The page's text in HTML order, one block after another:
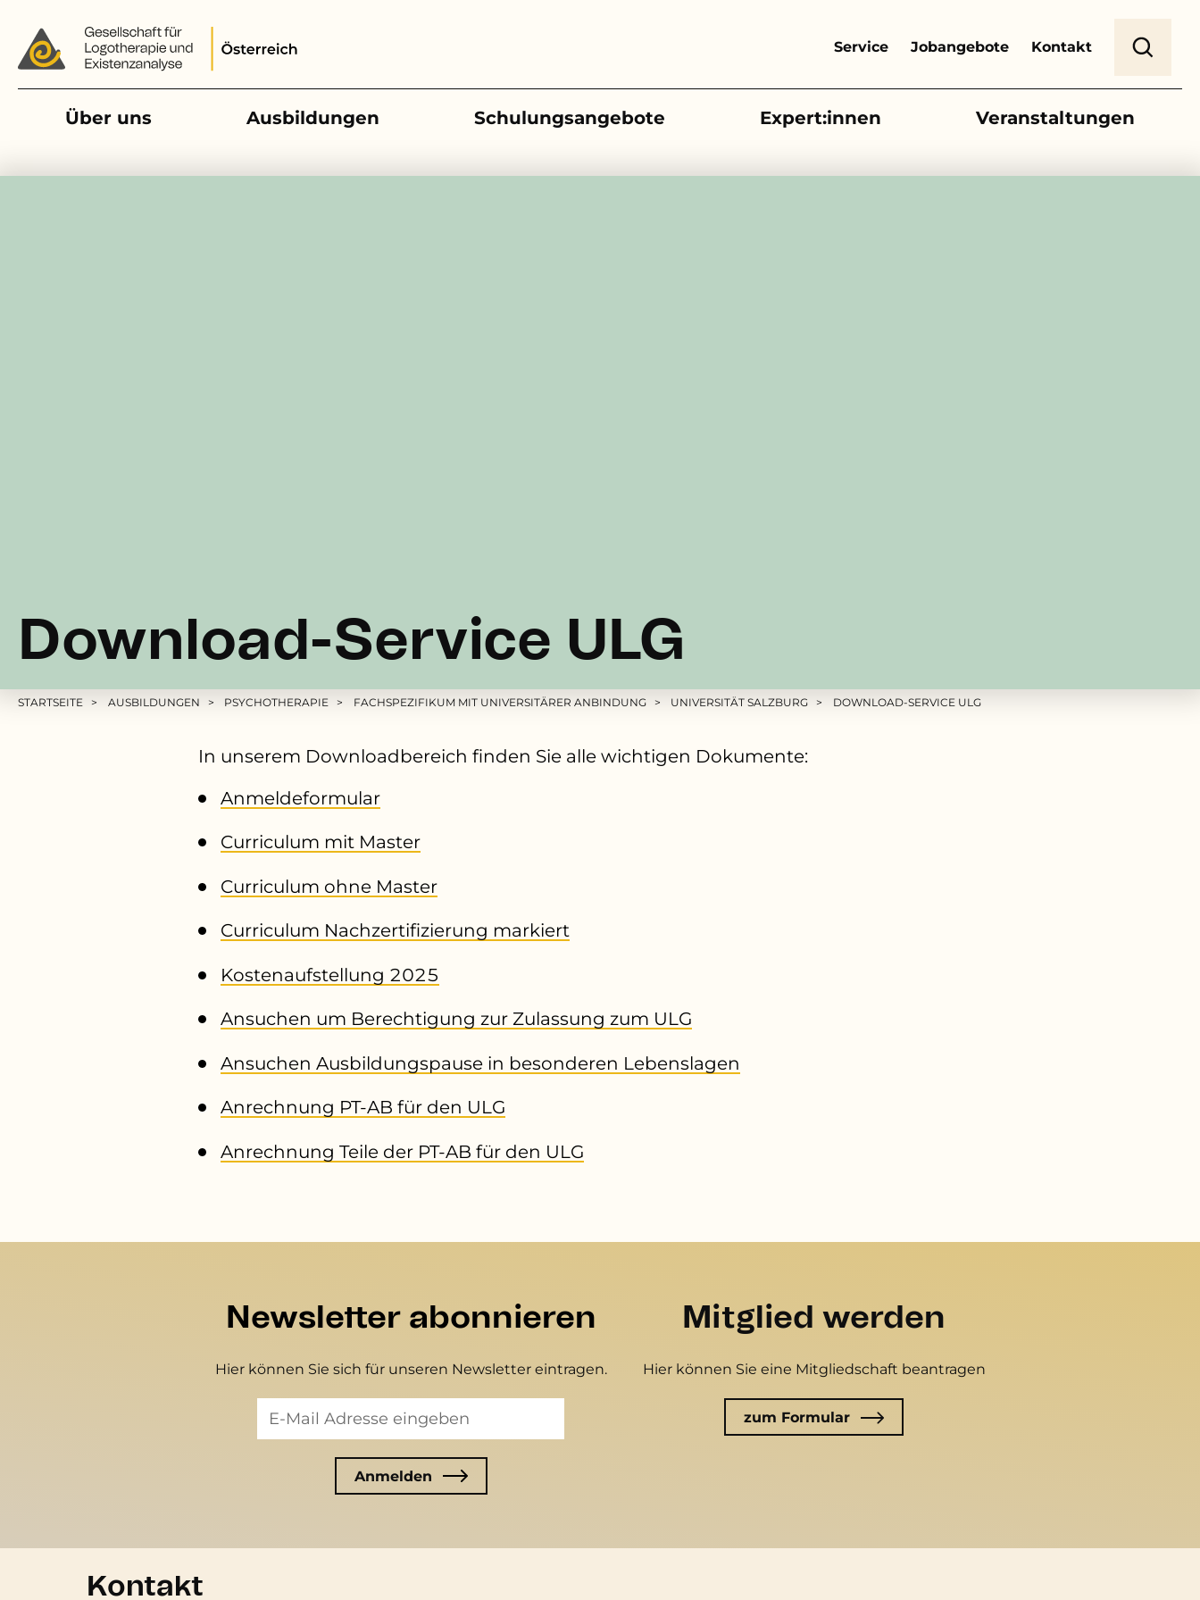
Service Jobangebote Kontakt
Über uns Ausbildungen Schulungsangebote Expert:innen Veranstaltungen
Download-Service ULG
STARTSEITE AUSBILDUNGEN PSYCHOTHERAPIE FACHSPEZIFIKUM MIT UNIVERSITÄRER ANBINDUNG UNIVERSITÄT SALZBURG DOWNLOAD-SERVICE ULG
In unserem Downloadbereich finden Sie alle wichtigen Dokumente:
Anmeldeformular
Curriculum mit Master
Curriculum ohne Master
Curriculum Nachzertifizierung markiert
Kostenaufstellung 2025
Ansuchen um Berechtigung zur Zulassung zum ULG
Ansuchen Ausbildungspause in besonderen Lebenslagen
Anrechnung PT-AB für den ULG
Anrechnung Teile der PT-AB für den ULG
Newsletter abonnieren
Hier können Sie sich für unseren Newsletter eintragen.
Mitglied werden
Hier können Sie eine Mitgliedschaft beantragen
zum Formular
Kontakt